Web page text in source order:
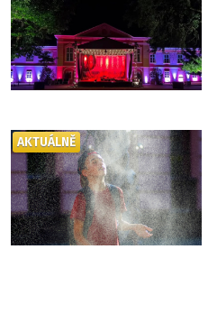
AKTUÁLNĚ